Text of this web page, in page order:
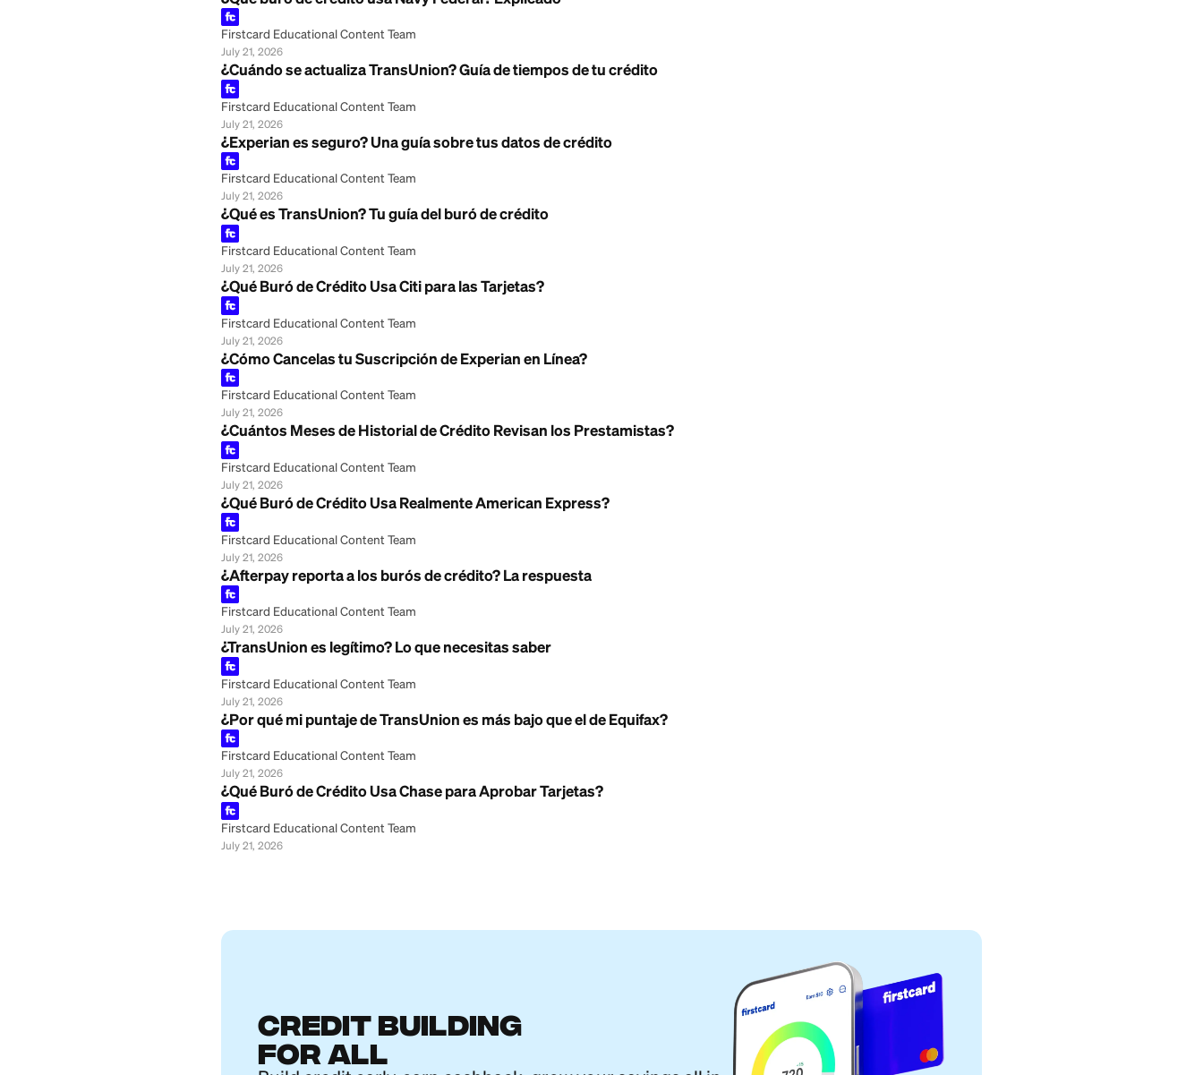
Firstcard Educational Content Team
July 25, 2026
¿Qué es Experian? Una guía sencilla del buró de crédito
July 21, 2026
¿Qué es Equifax? Una guía sencilla del buró de crédito
Firstcard Educational Content Team
July 21, 2026
¿Qué buró de crédito usa Navy Federal? Explicado
Firstcard Educational Content Team
July 21, 2026
Firstcard Educational Content Team
July 21, 2026
¿Experian es seguro? Una guía sobre tus datos de crédito
Firstcard Educational Content Team
¿Qué es TransUnion? Tu guía del buró de crédito
July 21, 2026
¿Qué Buró de Crédito Usa Citi para las Tarjetas?
Firstcard Educational Content Team
July 21, 2026
¿Cómo Cancelas tu Suscripción de Experian en Línea?
Firstcard Educational Content Team
July 21, 2026
¿Cuántos Meses de Historial de Crédito Revisan los Prestamistas?
Firstcard Educational Content Team
July 21, 2026
Firstcard Educational Content Team
July 21, 2026
¿Por qué mi puntaje de TransUnion es más bajo que el de Equifax?